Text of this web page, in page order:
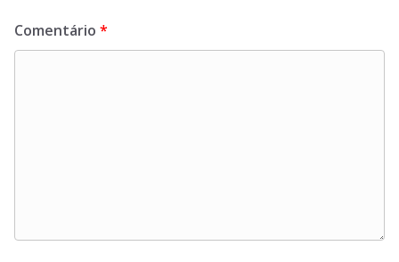
Comentário *